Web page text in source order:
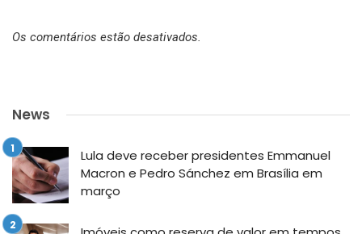
Os comentários estão desativados.
News
Lula deve receber presidentes Emmanuel
Macron e Pedro Sánchez em Brasília em
março